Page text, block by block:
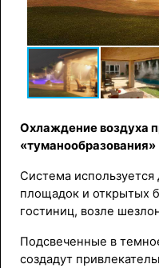
Охлаждение воздуха
«туманообразования»
Система
площадок и открытых
гостиниц, возле
Подсвеченные в
создадут